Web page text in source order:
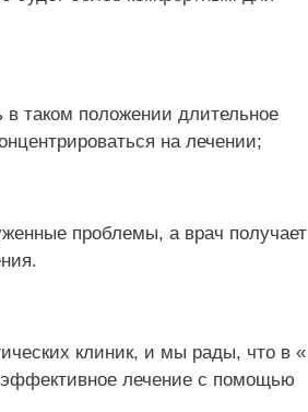
в таком положении длительное
на лечении;
проблемы, а врач получает
клиник, и мы рады, что в «
лечение с помощью